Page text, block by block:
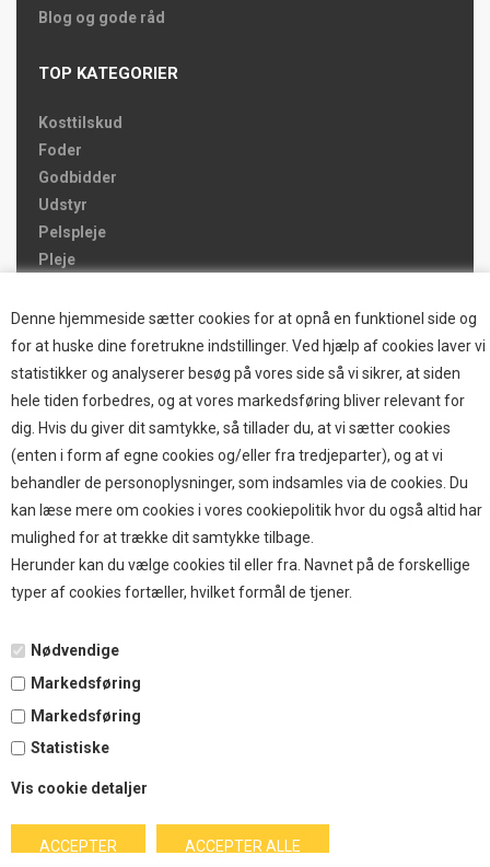
Denne hjemmeside sætter cookies for at opnå en funktionel side og
for at huske dine foretrukne indstillinger. Ved hjælp af cookies laver vi
statistikker og analyserer besøg på vores side så vi sikrer, at siden
hele tiden forbedres, og at vores markedsføring bliver relevant for
dig. Hvis du giver dit samtykke, så tillader du, at vi sætter cookies
(enten i form af egne cookies og/eller fra tredjeparter), og at vi
behandler de personoplysninger, som indsamles via de cookies. Du
kan læse mere om cookies i vores cookiepolitik hvor du også altid har
mulighed for at trække dit samtykke tilbage.
Herunder kan du vælge cookies til eller fra. Navnet på de forskellige
typer af cookies fortæller, hvilket formål de tjener.
Nødvendige
Markedsføring
Markedsføring
Statistiske
Vis cookie detaljer
Blog og gode råd
TOP KATEGORIER
Kosttilskud
Foder
Godbidder
Udstyr
Pelspleje
Pleje
Brands
TOP BRANDS
HOKAMIX
HVALPESTART RAIZUP
Thule hundbure
GRAU
STARMARK
VARIOCAGE-MIMSAFE
TILMELD NYHEDSBREV
og nyheder i shoppen. Du kan til en hver tid afmelde igen.